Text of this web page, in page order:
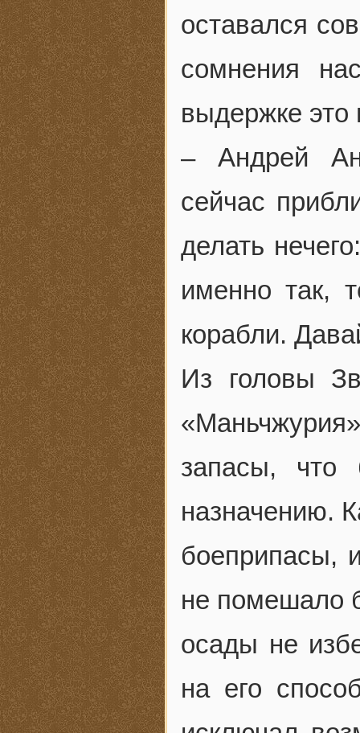
оставался
сомнения
выдержке это
– Андрей
сейчас
делать
именно так,
корабли.
Из головы
запасы, что
назначению.
боеприпасы,
не помешало
осады не
на его